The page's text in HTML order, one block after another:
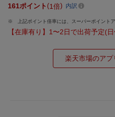
161ポイント 1倍 内訳
上記ポイント倍率には、スーパーポイント
【在庫有り】1〜2日で出荷予定(
楽天市場のアプ